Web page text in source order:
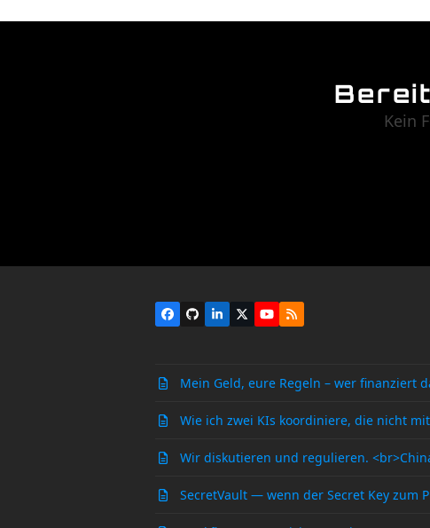
Kein
Facebook
GithubLinkedIn
X YouTube
RSS
Mein Geld, eure Regeln – wer finanziert
Wie ich zwei KIs koordiniere, die nicht
Wir diskutieren und regulieren.
SecretVault — wenn der Secret Key zum